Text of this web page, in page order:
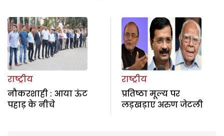
राष्ट्रीय
नौकरशाही : आया ऊंट
पहाड़ के नीचे
राष्ट्रीय
प्रतिष्ठा मूल्य पर
लड़खड़ाए अरुण जेटली